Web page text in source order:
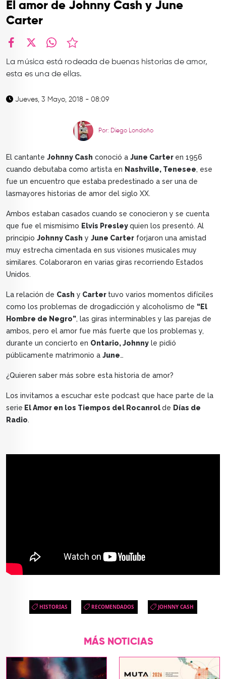
TOP
QUIÉNES SOMOS
CONTACTO
El amor de Johnny Cash y June
Carter
La música está rodeada de buenas historias de amor,
esta es una de ellas.
Jueves, 3 Mayo, 2018 - 08:09
Por: Diego Londoño
El cantante Johnny Cash conoció a June Carter en 1956
cuando debutaba como artista en Nashville, Tenesee, ese
fue un encuentro que estaba predestinado a ser una de
lasmayores historias de amor del siglo XX.
Ambos estaban casados cuando se conocieron y se cuenta
que fue el mismísimo Elvis Presleyquien los presentó. Al
principio Johnny Cash y June Carter forjaron una amistad
muy estrecha cimentada en sus visiones musicales muy
similares. Colaboraron en varias giras recorriendo Estados
Unidos.
La relación de Cash y Carter tuvo varios momentos difíciles
como los problemas de drogadicción y alcoholismo de “El
Hombre de Negro”, las giras interminables y las parejas de
ambos, pero el amor fue más fuerte que los problemas y,
durante un concierto en Ontario, Johnny le pidió
públicamente matrimonio a June…
¿Quieren saber más sobre esta historia de amor?
Los invitamos a escuchar este podcast que hace parte de la
serie El Amor en los Tiempos del Rocanrolde Días de
Radio.
HISTORIAS RECOMENDADOS JOHNNY CASH
MÁS NOTICIAS